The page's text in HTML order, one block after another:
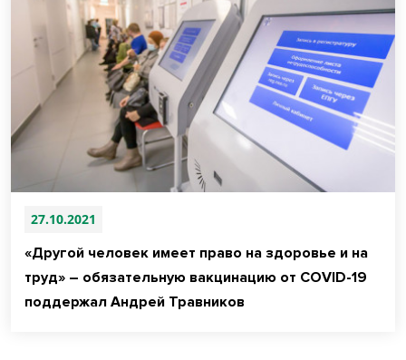
27.10.2021
«Другой человек имеет право на здоровье и на
труд» – обязательную вакцинацию от COVID-19
поддержал Андрей Травников